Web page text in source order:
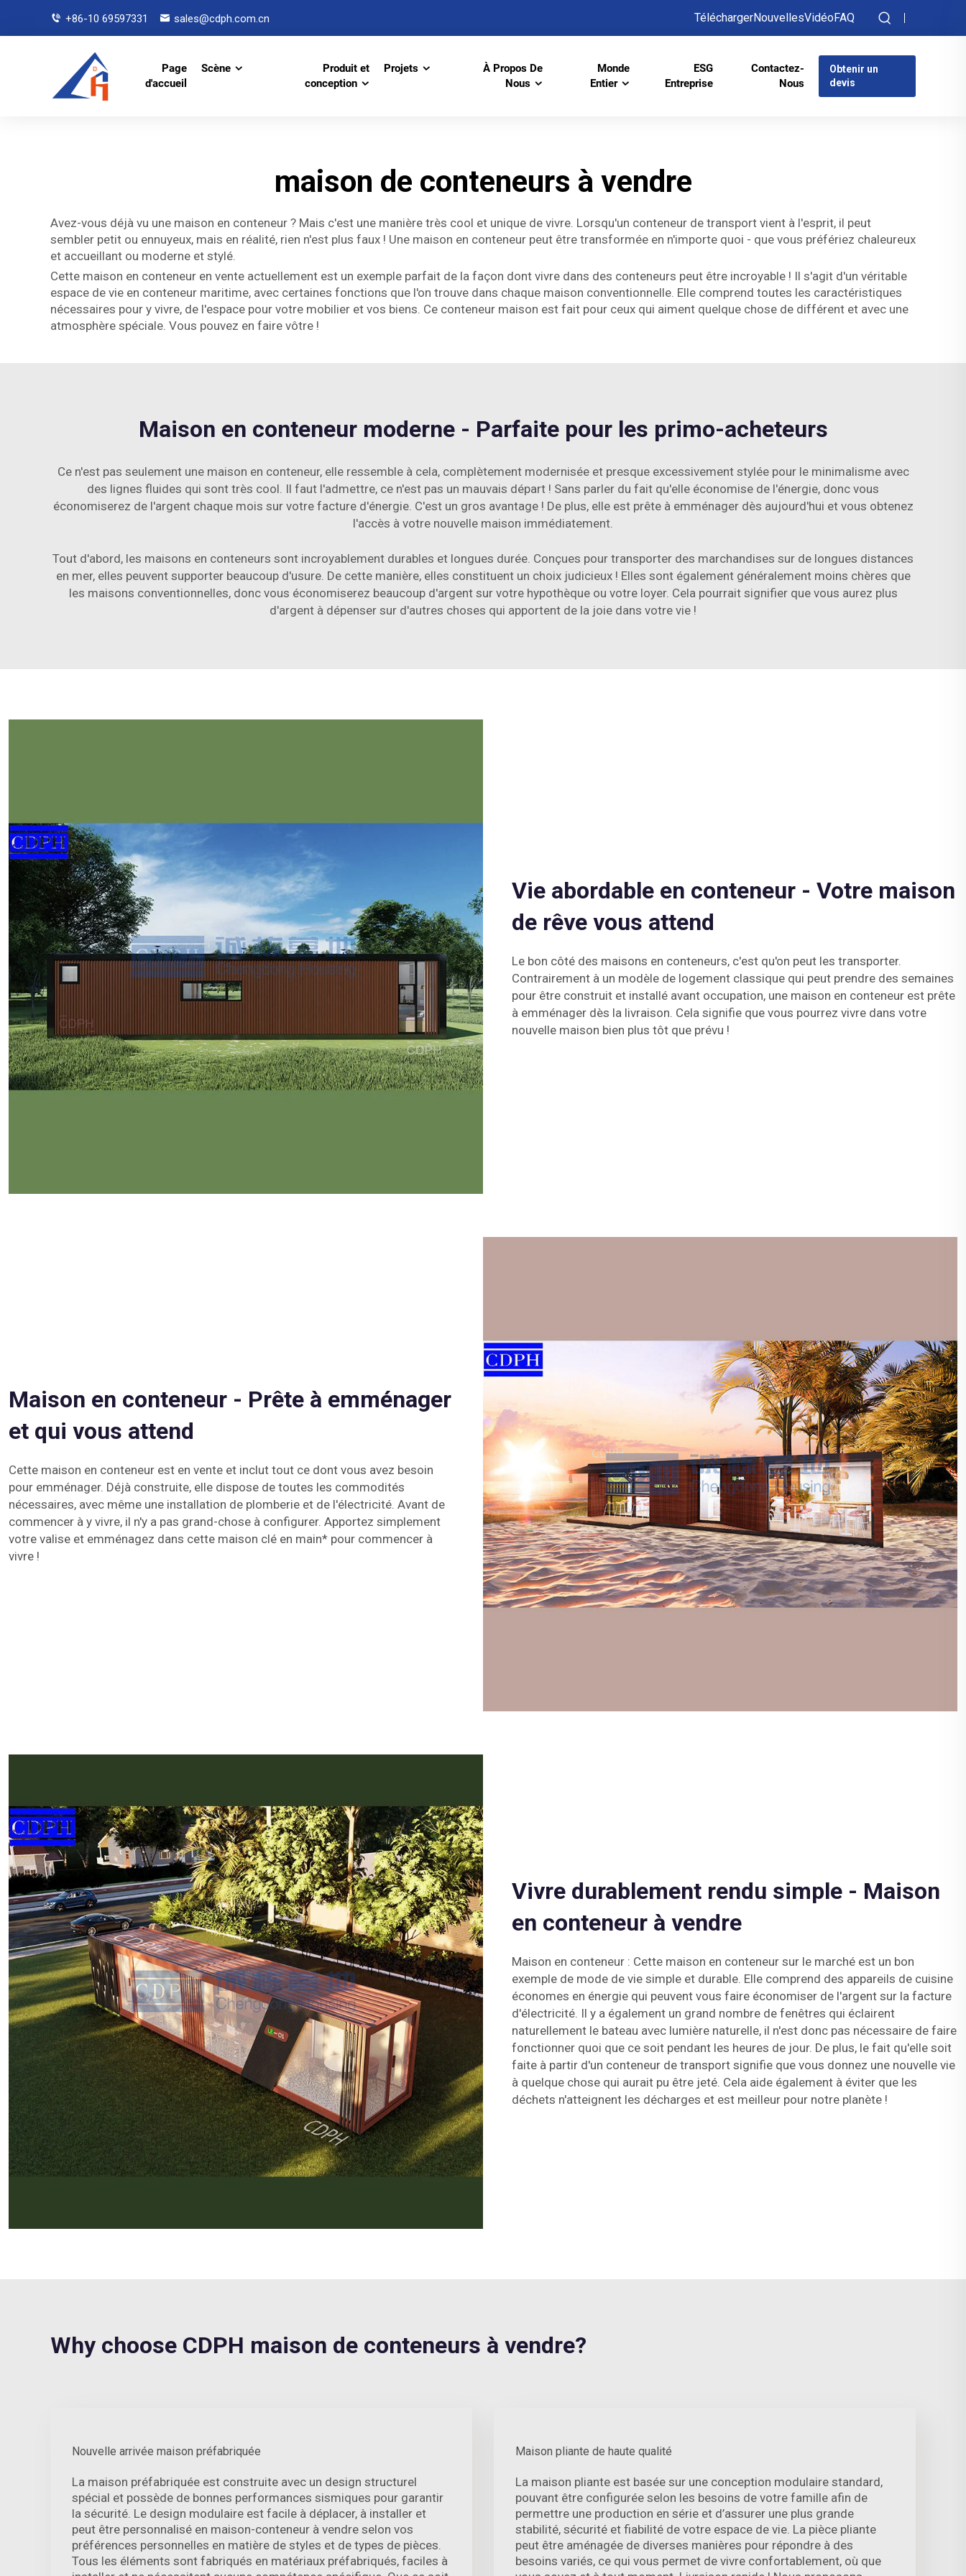
+86-10 69597331 sales@cdph.com.cn TéléchargerNouvellesVidéoFAQ
Page
d'accueil
Scène
Produit et
conception
Projets
À Propos De
Nous
Monde
Entier
ESG
Entreprise
Contactez-
Nous
Obtenir un
devis
maison de conteneurs à vendre
Avez-vous déjà vu une maison en conteneur ? Mais c'est une manière très cool et unique de vivre. Lorsqu'un conteneur de transport vient à l'esprit, il peut
sembler petit ou ennuyeux, mais en réalité, rien n'est plus faux ! Une maison en conteneur peut être transformée en n'importe quoi - que vous préfériez chaleureux
et accueillant ou moderne et stylé.
Cette maison en conteneur en vente actuellement est un exemple parfait de la façon dont vivre dans des conteneurs peut être incroyable ! Il s'agit d'un véritable
espace de vie en conteneur maritime, avec certaines fonctions que l'on trouve dans chaque maison conventionnelle. Elle comprend toutes les caractéristiques
nécessaires pour y vivre, de l'espace pour votre mobilier et vos biens. Ce conteneur maison est fait pour ceux qui aiment quelque chose de différent et avec une
atmosphère spéciale. Vous pouvez en faire vôtre !
Maison en conteneur moderne - Parfaite pour les primo-acheteurs
Ce n'est pas seulement une maison en conteneur, elle ressemble à cela, complètement modernisée et presque excessivement stylée pour le minimalisme avec
des lignes fluides qui sont très cool. Il faut l'admettre, ce n'est pas un mauvais départ ! Sans parler du fait qu'elle économise de l'énergie, donc vous
économiserez de l'argent chaque mois sur votre facture d'énergie. C'est un gros avantage ! De plus, elle est prête à emménager dès aujourd'hui et vous obtenez
l'accès à votre nouvelle maison immédiatement.
Tout d'abord, les maisons en conteneurs sont incroyablement durables et longues durée. Conçues pour transporter des marchandises sur de longues distances
en mer, elles peuvent supporter beaucoup d'usure. De cette manière, elles constituent un choix judicieux ! Elles sont également généralement moins chères que
les maisons conventionnelles, donc vous économiserez beaucoup d'argent sur votre hypothèque ou votre loyer. Cela pourrait signifier que vous aurez plus
d'argent à dépenser sur d'autres choses qui apportent de la joie dans votre vie !
Vie abordable en conteneur - Votre maison
de rêve vous attend
Le bon côté des maisons en conteneurs, c'est qu'on peut les transporter.
Contrairement à un modèle de logement classique qui peut prendre des semaines
pour être construit et installé avant occupation, une maison en conteneur est prête
à emménager dès la livraison. Cela signifie que vous pourrez vivre dans votre
nouvelle maison bien plus tôt que prévu !
Maison en conteneur - Prête à emménager
et qui vous attend
Cette maison en conteneur est en vente et inclut tout ce dont vous avez besoin
pour emménager. Déjà construite, elle dispose de toutes les commodités
nécessaires, avec même une installation de plomberie et de l'électricité. Avant de
commencer à y vivre, il n'y a pas grand-chose à configurer. Apportez simplement
votre valise et emménagez dans cette maison clé en main* pour commencer à
vivre !
Vivre durablement rendu simple - Maison
en conteneur à vendre
Maison en conteneur : Cette maison en conteneur sur le marché est un bon
exemple de mode de vie simple et durable. Elle comprend des appareils de cuisine
économes en énergie qui peuvent vous faire économiser de l'argent sur la facture
d'électricité. Il y a également un grand nombre de fenêtres qui éclairent
naturellement le bateau avec lumière naturelle, il n'est donc pas nécessaire de faire
fonctionner quoi que ce soit pendant les heures de jour. De plus, le fait qu'elle soit
faite à partir d'un conteneur de transport signifie que vous donnez une nouvelle vie
à quelque chose qui aurait pu être jeté. Cela aide également à éviter que les
déchets n'atteignent les décharges et est meilleur pour notre planète !
Why choose CDPH maison de conteneurs à vendre?
Nouvelle arrivée maison préfabriquée
La maison préfabriquée est construite avec un design structurel
spécial et possède de bonnes performances sismiques pour garantir
la sécurité. Le design modulaire est facile à déplacer, à installer et
peut être personnalisé en maison-conteneur à vendre selon vos
préférences personnelles en matière de styles et de types de pièces.
Tous les éléments sont fabriqués en matériaux préfabriqués, faciles à
Maison pliante de haute qualité
La maison pliante est basée sur une conception modulaire standard,
pouvant être configurée selon les besoins de votre famille afin de
permettre une production en série et d’assurer une plus grande
stabilité, sécurité et fiabilité de votre espace de vie. La pièce pliante
peut être aménagée de diverses manières pour répondre à des
besoins variés, ce qui vous permet de vivre confortablement, où que